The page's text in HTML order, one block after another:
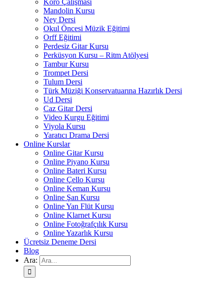
Koro Çalışması
Mandolin Kursu
Ney Dersi
Okul Öncesi Müzik Eğitimi
Orff Eğitimi
Perdesiz Gitar Kursu
Perküsyon Kursu – Ritm Atölyesi
Tambur Kursu
Trompet Dersi
Tulum Dersi
Türk Müziği Konservatuarına Hazırlık Dersi
Ud Dersi
Caz Gitar Dersi
Video Kurgu Eğitimi
Viyola Kursu
Yaratıcı Drama Dersi
Online Kurslar
Online Gitar Kursu
Online Piyano Kursu
Online Bateri Kursu
Online Çello Kursu
Online Keman Kursu
Online Şan Kursu
Online Yan Flüt Kursu
Online Klarnet Kursu
Online Fotoğrafçılık Kursu
Online Yazarlık Kursu
Ücretsiz Deneme Dersi
Blog
Ara: